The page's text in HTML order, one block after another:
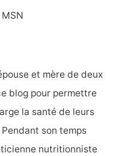
et mère de deux
blog pour permettre
la santé de leurs
son temps
nutritionniste